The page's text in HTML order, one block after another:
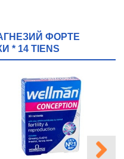
ФОРТЕ
* 14 TIENS